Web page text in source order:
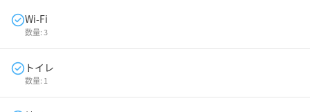
Wi-Fi
数量:3
トイレ
数量: 1